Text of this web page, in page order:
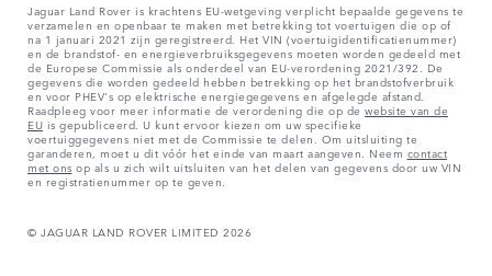
Jaguar Land Rover is krachtens EU-wetgeving verplicht bepaalde gegevens te
verzamelen en openbaar te maken met betrekking tot voertuigen die op of
na 1 januari 2021 zijn geregistreerd. Het VIN (voertuigidentificatienummer)
en de brandstof- en energieverbruiksgegevens moeten worden gedeeld met
de Europese Commissie als onderdeel van EU-verordening 2021/392. De
gegevens die worden gedeeld hebben betrekking op het brandstofverbruik
en voor PHEV's op elektrische energiegegevens en afgelegde afstand.
Raadpleeg voor meer informatie de verordening die op dewebsite van de
EU is gepubliceerd. U kunt ervoor kiezen om uw specifieke
voertuiggegevens niet met de Commissie te delen. Om uitsluiting te
garanderen, moet u dit vóór het einde van maart aangeven. Neem contact
met ons op als u zich wilt uitsluiten van het delen van gegevens door uw VIN
en registratienummer op te geven.
© JAGUAR LAND ROVER LIMITED 2026